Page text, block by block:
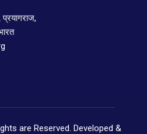
are Reserved. Developed &